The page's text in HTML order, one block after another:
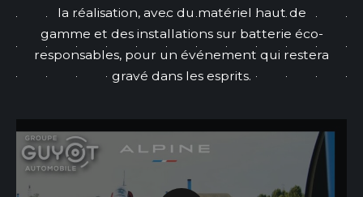
la réalisation, avec du matériel haut de
gamme et des installations sur batterie éco-
responsables, pour un événement qui restera
gravé dans les esprits.